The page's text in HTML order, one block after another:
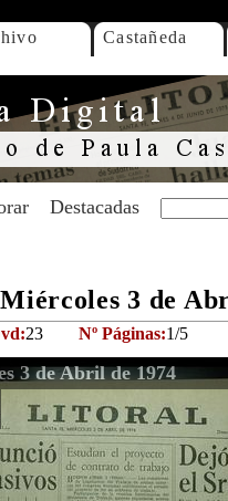
Castañeda
Destacadas
3 de
23 Nº Páginas:1/5
3 de Abril de 1974